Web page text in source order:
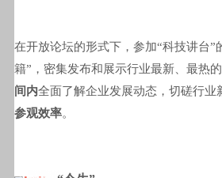
在开放论坛的形式下，参加“科技讲台”
籍”，密集发布和展示行业最新、最热
间内全面了解企业发展动态，切磋行业
参观效率。